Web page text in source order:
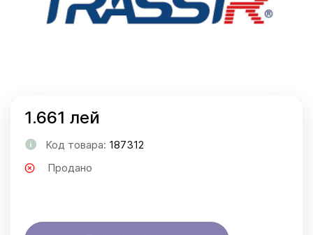
1.661 лей
Код товара: 187312
Продано